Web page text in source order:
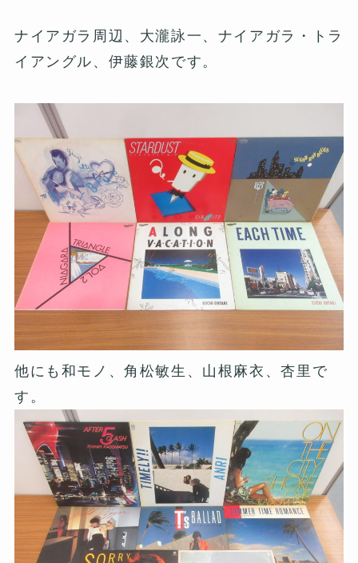
ナイアガラ周辺、大瀧詠一、ナイアガラ・トラ
イアングル、伊藤銀次です。
他にも和モノ、角松敏生、山根麻衣、杏里で
す。